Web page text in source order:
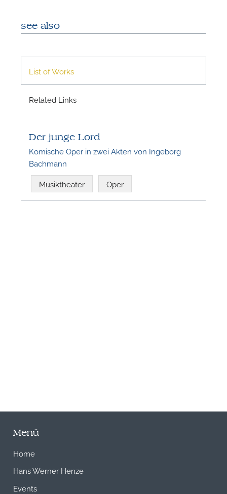
see also
List of Works
Related Links
Der junge Lord
Komische Oper in zwei Akten von Ingeborg
Bachmann
Musiktheater Oper
Menü
Home
Hans Werner Henze
Events